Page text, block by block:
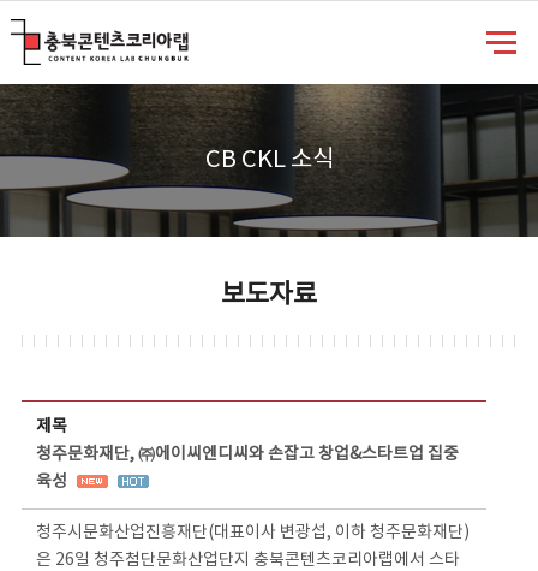
CB CKL 소식
보도자료
제목
청주문화재단, ㈜에이씨엔디씨와 손잡고 창업&스타트업 집중
육성
청주시문화산업진흥재단(대표이사 변광섭, 이하 청주문화재단)
은 26일 청주첨단문화산업단지 충북콘텐츠코리아랩에서 스타